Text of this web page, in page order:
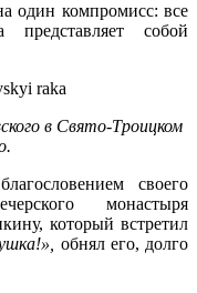
один компромисс: все
собой
в Свято-Троицком
своего
монастыря
который встретил
обнял его, долго